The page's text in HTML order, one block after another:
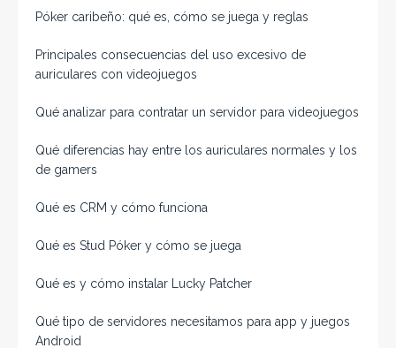
Póker caribeño: qué es, cómo se juega y reglas
Principales consecuencias del uso excesivo de
auriculares con videojuegos
Qué analizar para contratar un servidor para videojuegos
Qué diferencias hay entre los auriculares normales y los
de gamers
Qué es CRM y cómo funciona
Qué es Stud Póker y cómo se juega
Qué es y cómo instalar Lucky Patcher
Qué tipo de servidores necesitamos para app y juegos
Android